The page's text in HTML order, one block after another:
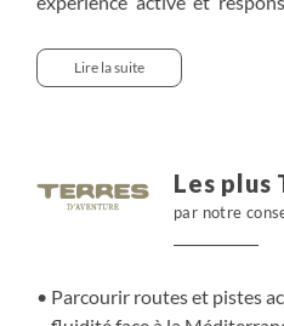
Albères, entre vignes
méditerranéenne et air iodé.
rencontrons des
l’univers du sculpteur
culture, avant de retrouver
Lire la suite
Les plus
par notre
Parcourir routes et pistes